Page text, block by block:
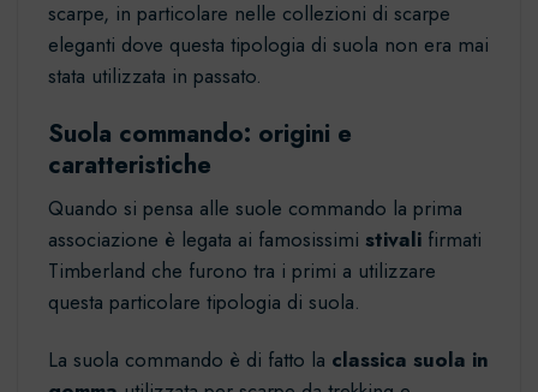
scarpe, in particolare nelle collezioni discarpe
eleganti dove questa tipologia di suola non era mai
stata utilizzata in passato.
Suola commando: origini e
caratteristiche
Quando si pensa alle suole commando la prima
associazione è legata ai famosissimi stivali firmati
Timberland che furono tra i primi a utilizzare
questa particolare tipologia di suola.
La suola commando è di fatto la classica suola in